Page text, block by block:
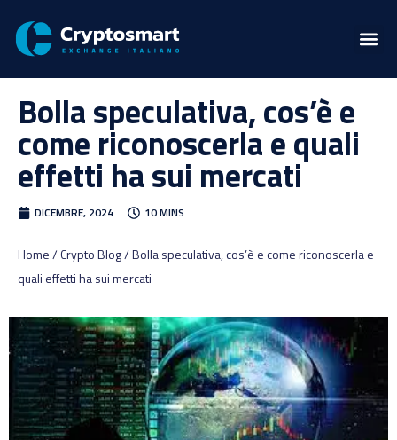
Bolla speculativa, cos’è e
come riconoscerla e quali
effetti ha sui mercati
DICEMBRE, 2024 10 MINS
Home / Crypto Blog / Bolla speculativa, cos’è e come riconoscerla e
quali effetti ha sui mercati